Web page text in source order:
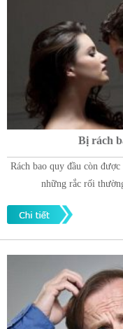
Bị rách
Rách bao quy đầu còn
những rắc rối